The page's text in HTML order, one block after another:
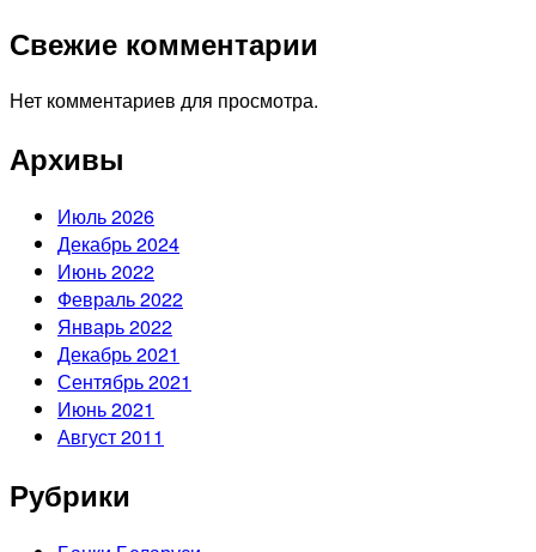
Свежие комментарии
Нет комментариев для просмотра.
Архивы
Июль 2026
Декабрь 2024
Июнь 2022
Февраль 2022
Январь 2022
Декабрь 2021
Сентябрь 2021
Июнь 2021
Август 2011
Рубрики